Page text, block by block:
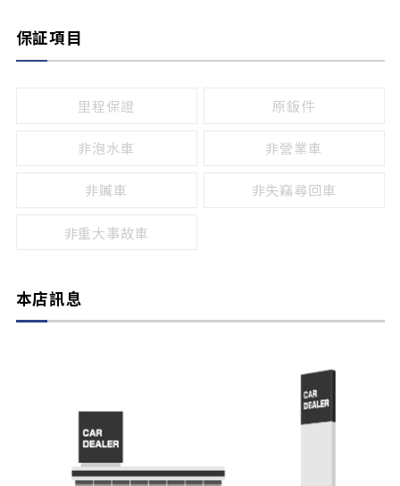
無
有
頭燈光源
保証項目
里程保證 原鈑件
非泡水車 非營業車
非贓車 非失竊尋回車
非重大事故車
本店訊息